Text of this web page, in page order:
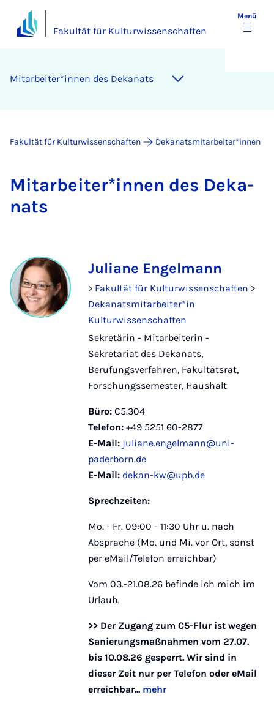
Fakultät für Kulturwissenschaften
Menü
Mit­a­r­bei­ter*in­nen des De­ka­nats
Fakultät für Kulturwissenschaften Dekanatsmitarbeiter*innen
Mit­a­r­bei­ter*in­nen des De­ka­
nats
Juliane Engelmann
> Fakultät für Kulturwissenschaften >
Dekanatsmitarbeiter*in
Kulturwissenschaften
Sekretärin - Mitarbeiterin -
Sekretariat des Dekanats,
Berufungsverfahren, Fakultätsrat,
Forschungssemester, Haushalt
Büro: C5.304
Telefon: +49 5251 60-2877
E-Mail: juliane.engelmann@uni-
paderborn.de
E-Mail: dekan-kw@upb.de
Sprechzeiten:
Mo. - Fr. 09:00 - 11:30 Uhr u. nach
Absprache (Mo. und Mi. vor Ort, sonst
per eMail/Telefon erreichbar)
Vom 03.-21.08.26 befinde ich mich im
Urlaub.
>> Der Zugang zum C5-Flur ist wegen
Sanierungsmaßnahmen vom 27.07.
bis 10.08.26 gesperrt. Wir sind in
dieser Zeit nur per Telefon oder eMail
erreichbar... mehr